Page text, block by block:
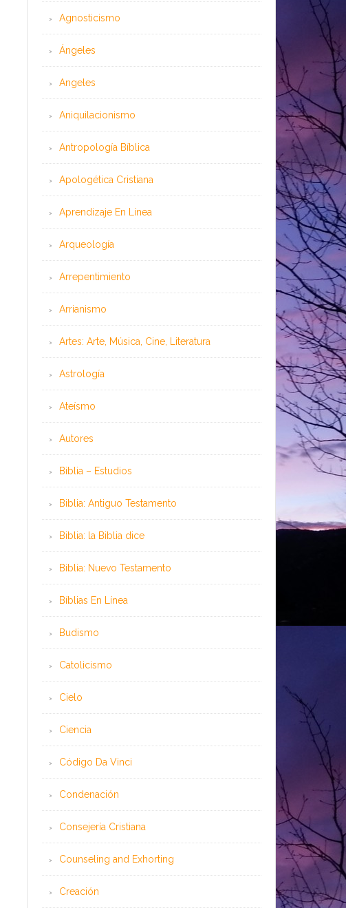
Agnosticismo
Ángeles
Angeles
Aniquilacionismo
Antropología Bíblica
Apologética Cristiana
Aprendizaje En Línea
Arqueología
Arrepentimiento
Arrianismo
Artes: Arte, Música, Cine, Literatura
Astrología
Ateísmo
Autores
Biblia – Estudios
Biblia: Antiguo Testamento
Biblia: la Biblia dice
Biblia: Nuevo Testamento
Bíblias En Línea
Budismo
Catolicismo
Cielo
Ciencia
Código Da Vinci
Condenación
Consejería Cristiana
Counseling and Exhorting
Creación